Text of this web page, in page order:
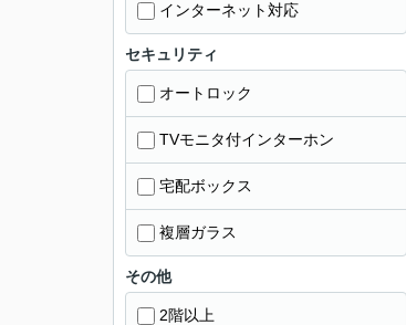
インターネット対応
セキュリティ
オートロック
TVモニタ付インターホン
宅配ボックス
複層ガラス
その他
2階以上